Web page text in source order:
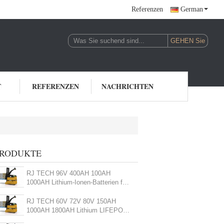
Referenzen German
REFERENZEN NACHRICHTEN
RJ TECH 96V 400AH 100AH
1000AH Lithium-Ionen-Batterien für
RJ TECH 60V 72V 80V 150AH
1000AH 1800AH Lithium LIFEPO4